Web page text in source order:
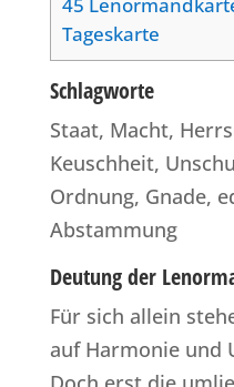
45
Tageskarte
Schlagworte
Staat, Macht,
Keuschheit,
Ordnung, Gnade,
Abstammung
Deutung der
Für sich allein
auf Harmonie und